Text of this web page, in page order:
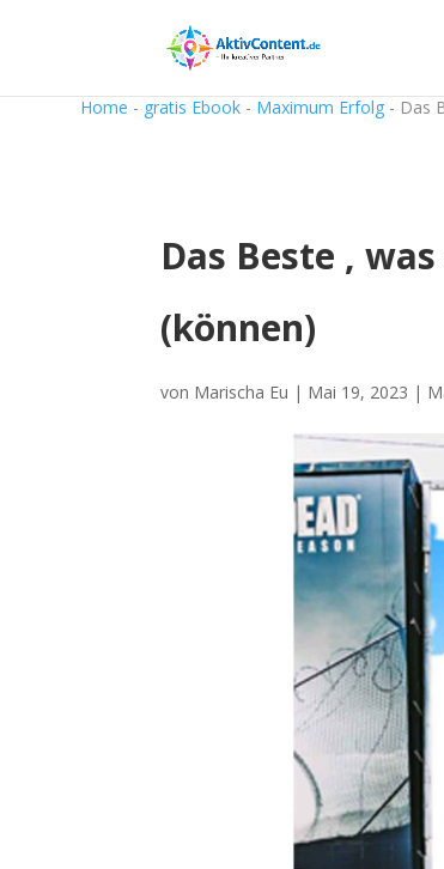
Home - gratis Ebook - Maximum Erfolg - Das
Das Beste ,
(können)
von Marischa Eu | Mai 19, 2023 |